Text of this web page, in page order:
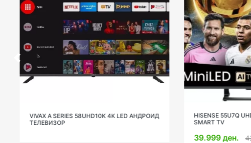
VIVAX A SERIES 58UHD10K 4K LED АНДРОИД
ТЕЛЕВИЗОР
HISENSE 55U7Q UHD
SMART TV
39.999 ден.